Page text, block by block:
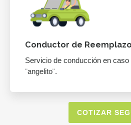
Conductor de Reemplazo
Servicio de conducción en
¨angelito¨.
COTIZAR